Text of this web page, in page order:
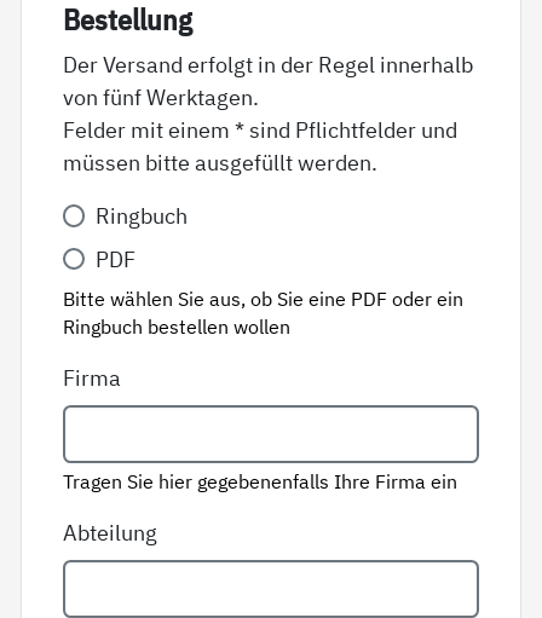
Be­stel­lung
Der Versand erfolgt in der Regel innerhalb
von fünf Werktagen.
Felder mit einem * sind Pflichtfelder und
müssen bitte ausgefüllt werden.
Variante*
Ringbuch
PDF
Bitte wählen Sie aus, ob Sie eine PDF oder ein
Ringbuch bestellen wollen
Firma
Tragen Sie hier gegebenenfalls Ihre Firma ein
Abteilung